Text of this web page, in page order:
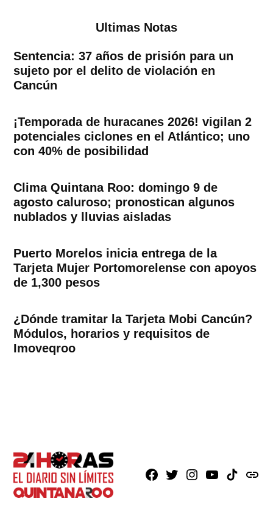
Ultimas Notas
Sentencia: 37 años de prisión para un
sujeto por el delito de violación en
Cancún
¡Temporada de huracanes 2026! vigilan 2
potenciales ciclones en el Atlántico; uno
con 40% de posibilidad
Clima Quintana Roo: domingo 9 de
agosto caluroso; pronostican algunos
nublados y lluvias aisladas
Puerto Morelos inicia entrega de la
Tarjeta Mujer Portomorelense con apoyos
de 1,300 pesos
¿Dónde tramitar la Tarjeta Mobi Cancún?
Módulos, horarios y requisitos de
Imoveqroo
Facebook
X Instagram
YoutubeTikTokissuu